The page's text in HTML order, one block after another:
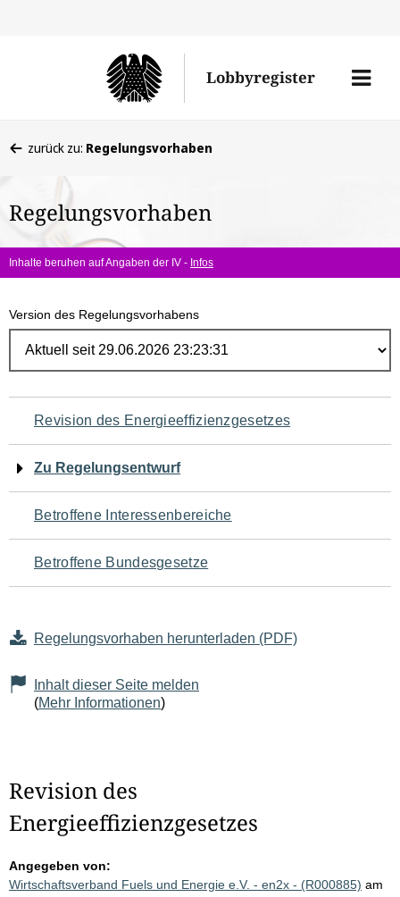
Lobbyregister
Menü
befinden
hier:
zurück zu: Regelungsvorhaben
Regelungsvorhaben
Inhalte beruhen auf Angaben der IV - Infos
Version des Regelungsvorhabens
Navigation
für
den
Seiteninhalt
Revision des Energieeffizienzgesetzes
Zu Regelungsentwurf
Betroffene Interessenbereiche
Betroffene Bundesgesetze
Regelungsvorhaben herunterladen (PDF)
Inhalt dieser Seite melden
(Mehr Informationen)
Revision des
Energieeffizienzgesetzes
Angegeben von:
Wirtschaftsverband Fuels und Energie e.V. - en2x - (R000885) am